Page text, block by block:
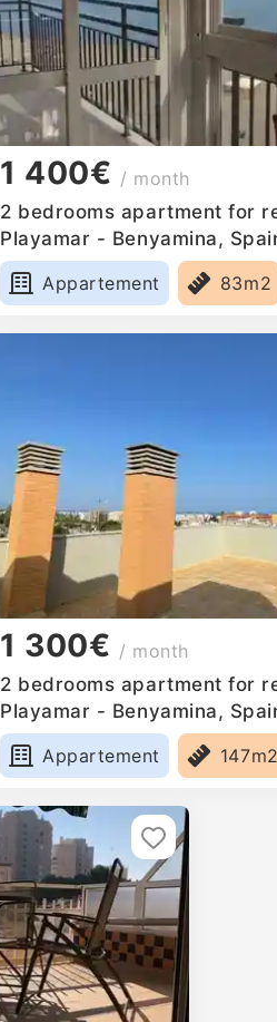
1 400€ / month
2 bedrooms apartment for
Playamar - Benyamina,
Appartement
83m2
1 300€ / month
2 bedrooms apartment for
Playamar - Benyamina,
Appartement
147m2